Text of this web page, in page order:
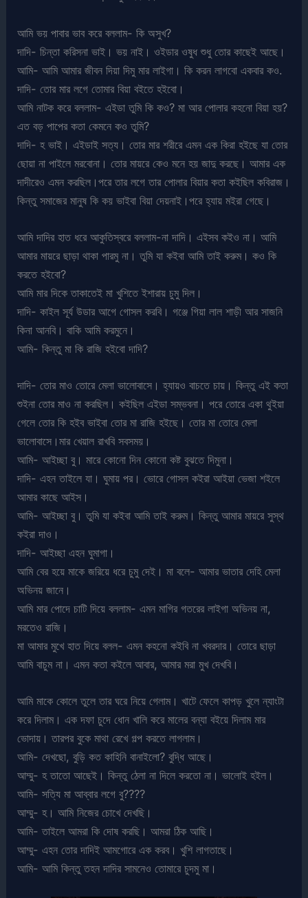
আমি ভয় পাবার ভাব করে বললাম- কি অসুখ?
দাদি- চিন্তা করিসনা ভাই। ভয় নাই। ওইডার ওষুধ শুধু তোর কাছেই আছে।
আমি- আমি আমার জীবন দিয়া দিমু মার লাইগা। কি করন লাগবো একবার কও.
দাদি- তোর মার লগে তোমার বিয়া বইতে হইবো।
আমি নাটক করে বললাম- এইডা তুমি কি কও? মা আর পোলার কহনো বিয়া হয়?
এত বড় পাপের কতা কেমনে কও তুমি?
দাদি- হ ভাই। এইডাই সত্য। তোর মার শরীরে এমন এক কিরা হইছে যা তোর
ছোয়া না পাইলে মরবোনা। তোর মায়রে কেও মনে হয় জাদু করছে। আমার এক
দাদীরেও এমন করছিল।পরে তার লগে তার পোলার বিয়ার কতা কইছিল কবিরাজ।
কিন্তু সমাজের মানুষ কি কয় ভাইবা বিয়া দেয়নাই।পরে হ্যায় মইরা গেছে।
আমি দাদির হাত ধরে আকুতিস্বরে বললাম-না দাদি। এইসব কইও না। আমি
আমার মায়রে ছাড়া থাকা পারমু না। তুমি যা কইবা আমি তাই করুম। কও কি
করতে হইবো?
আমি মার দিকে তাকাতেই মা খুশিতে ইশারায় চুমু দিল।
দাদি- কাইল সূর্য উডার আগে গোসল করবি। গঞ্জে গিয়া লাল শাড়ী আর সাজনি
কিনা আনবি। বাকি আমি করমুনে।
আমি- কিন্তু মা কি রাজি হইবো দাদি?
দাদি- তোর মাও তোরে মেলা ভালোবাসে। হ্যায়ও বাচতে চায়। কিন্তু এই কতা
শুইনা তোর মাও না করছিল। কইছিল এইডা সম্ভবনা। পরে তোরে একা থুইয়া
গেলে তোর কি হইব ভাইবা তোর মা রাজি হইছে। তোর মা তোরে মেলা
ভালোবাসে।মার খেয়াল রাখবি সবসময়।
আমি- আইচ্ছা বু। মারে কোনো দিন কোনো কষ্ট বুঝতে দিমুনা।
দাদি- এহন তাইলে যা। ঘুমায় পর। ভোরে গোসল কইরা আইয়া ভেজা শইলে
আমার কাছে আইস।
আমি- আইচ্ছা বু। তুমি যা কইবা আমি তাই করুম। কিন্তু আমার মায়রে সুস্থ
কইরা দাও।
দাদি- আইচ্ছা এহন ঘুমাগা।
আমি বের হয়ে মাকে জরিয়ে ধরে চুমু দেই। মা বলে- আমার ভাতার দেহি মেলা
অভিনয় জানে।
আমি মার পোদে চাটি দিয়ে বললাম- এমন মাগির গতরের লাইগা অভিনয় না,
মরতেও রাজি।
মা আমার মুখে হাত দিয়ে বলল- এমন কহনো কইবি না খবরদার। তোরে ছাড়া
আমি বাচুম না। এমন কতা কইলে আবার, আমার মরা মুখ দেখবি।
আমি মাকে কোলে তুলে তার ঘরে নিয়ে গেলাম। খাটে ফেলে কাপড় খুলে ন্যাংটা
করে দিলাম। এক দফা চুদে ধোন খালি করে মালের বন্যা বইয়ে দিলাম মার
ভোদায়। তারপর বুকে মাথা রেখে গল্প করতে লাগলাম।
আমি- দেখছো, বুড়ি কত কাহিনি বানাইলো? বুদ্ধি আছে।
আম্মু- হ তাতো আছেই। কিন্তু ঠেলা না দিলে করতো না। ভালোই হইল।
আমি- সত্যি মা আব্বার লগে বু????
আম্মু- হ। আমি নিজের চোখে দেখছি।
আমি- তাইলে আমরা কি দোষ করছি। আমরা ঠিক আছি।
আম্মু- এহন তোর দাদিই আমগোরে এক করব। খুশি লাগতাছে।
আমি- আমি কিন্তু তহন দাদির সামনেও তোমারে চুদমু মা।